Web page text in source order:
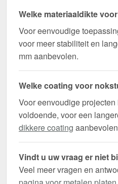
Welke materiaaldikte
Voor eenvoudige
voor meer stabiliteit en
mm aanbevolen.
Welke coating voor
Voor eenvoudige
voldoende, voor een
dikkere coating
Vindt u uw vraag er niet
Veel meer vragen en